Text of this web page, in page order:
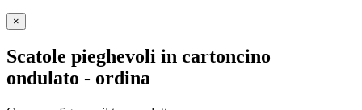
×
Scatole pieghevoli in cartoncino
ondulato - ordina